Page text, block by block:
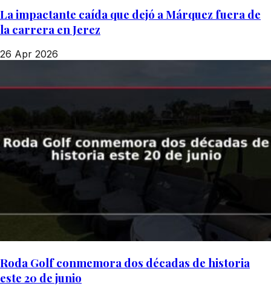
La impactante caída que dejó a Márquez fuera de
la carrera en Jerez
26 Apr 2026
Roda Golf conmemora dos décadas de historia
este 20 de junio